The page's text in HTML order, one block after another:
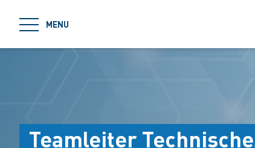
MENU
Teamleiter